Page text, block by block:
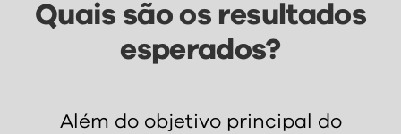
Quais são os resultados
esperados?
Além do objetivo principal do